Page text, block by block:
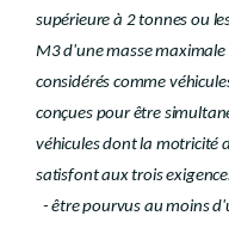
supérieure à 2 tonnes ou
M3 d'une masse
considérés comme
conçues pour être
véhicules dont la motricité
satisfont aux trois
- être pourvus au moins